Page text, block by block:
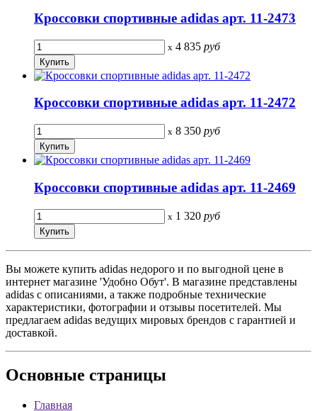
Кроссовки спортивные adidas арт. 11-2473
x 4 835 руб
Кроссовки спортивные adidas арт. 11-2472
x 8 350 руб
Кроссовки спортивные adidas арт. 11-2469
x 1 320 руб
Вы можете купить adidas недорого и по выгодной цене в
интернет магазине 'Удобно Обут'. В магазине представлены
adidas с описаниями, а также подробные технические
характеристики, фотографии и отзывы посетителей. Мы
предлагаем adidas ведущих мировых брендов с гарантией и
доставкой.
Основные страницы
Главная